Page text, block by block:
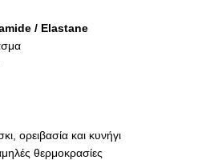
/ Elastane
ορειβασία και κυνήγι
θερμοκρασίες